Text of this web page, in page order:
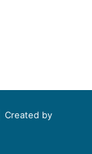
Created by